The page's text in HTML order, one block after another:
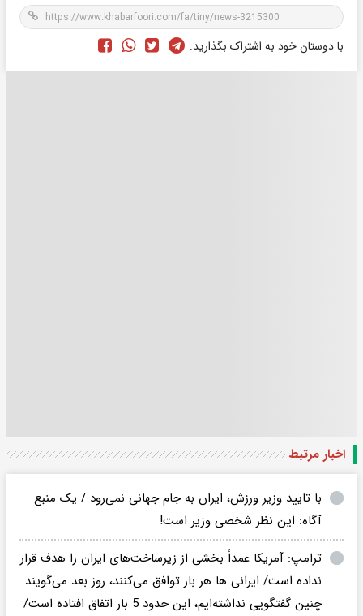
با دوستان خود به اشتراک بگذارید:
اخبار مرتبط
با تایید وزیر ورزش، ایران به جام جهانی نمی‌رود / یک منبع
آگاه: این نظر شخصی وزیر است!
ترامپ: آمریکا عمداً بخشی از زیرساخت‌های ایران را هدف قرار
نداده است/ ایرانی ها هر بار توافق می‌کنند، روز بعد می‌گویند
چنین گفتگویی نداشته‌ایم، این حدود 5 بار اتفاق افتاده است/